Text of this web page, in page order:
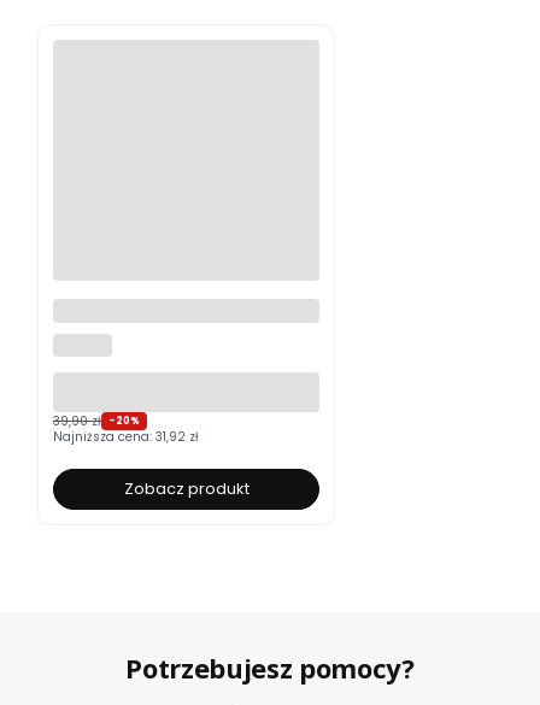
Moskitiera okienna na wymiar
39,90 zł -20%
Najniższa cena: 31,92 zł
Zobacz produkt
Potrzebujesz pomocy?